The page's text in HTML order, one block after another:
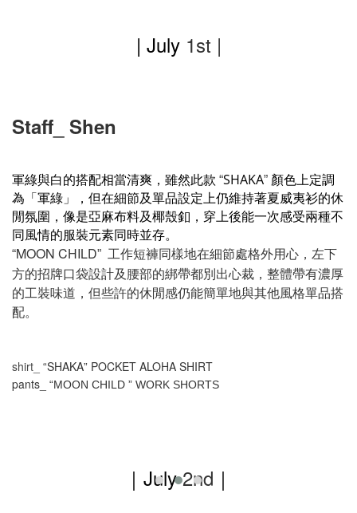
| July1st |
Staff_ Shen
軍綠與白的搭配相當清爽，雖然此款 “SHAKA” 顏色上定調
為「軍綠」，但在細節及單品設定上仍維持著夏威夷衫的休
閒氛圍，像是亞麻布料及椰殼釦，穿上後能一次感受兩種不
同風情的服裝元素同時並存。
“MOON CHILD” 工作短褲同樣地在細節處格外用心，左下
方的招牌口袋設計及腰部的綁帶都別出心裁，整體帶有濃厚
的工裝味道，但些許的休閒感仍能簡單地與其他風格單品搭
配。
shirt_ “SHAKA” POCKET ALOHA SHIRT
pants_
“MOON CHILD ” WORK SHORTS
｜July2nd ｜